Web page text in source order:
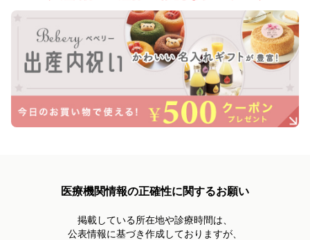
医療機関情報の正確性に関するお願い
掲載している所在地や診療時間は、
公表情報に基づき作成しておりますが、